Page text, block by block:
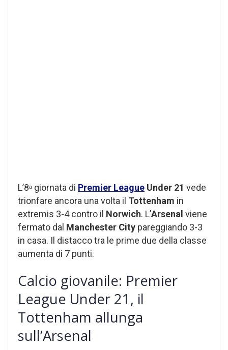
L’8a giornata di Premier League Under 21 vede
trionfare ancora una volta il Tottenham in
extremis 3-4 contro il Norwich. L’Arsenal viene
fermato dal Manchester City pareggiando 3-3
in casa. Il distacco tra le prime due della classe
aumenta di 7 punti.
Calcio giovanile: Premier
League Under 21, il
Tottenham allunga
sull’Arsenal